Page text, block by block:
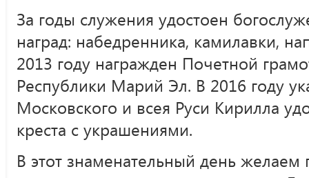
За годы служения удостоен
наград: набедренника, камилавки,
2013 году награжден Почетной
Республики Марий Эл. В 2016 году
Московского и всея Руси Кирилла
креста с украшениями.
В этот знаменательный день